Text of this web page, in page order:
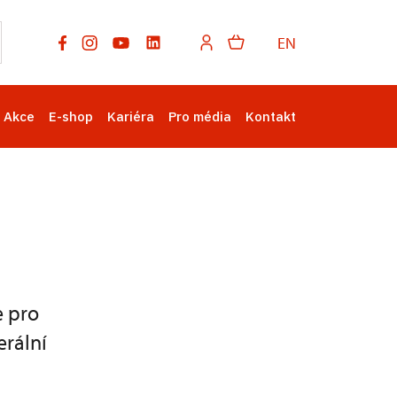
EN
Akce E-shop Kariéra Pro média Kontakt
pro